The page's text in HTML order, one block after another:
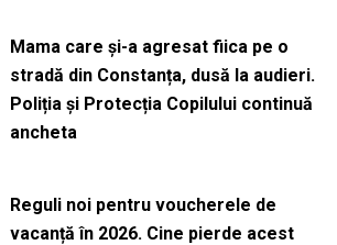
Mama care și-a agresat fiica pe o
stradă din Constanța, dusă la audieri.
Poliția și Protecția Copilului continuă
ancheta
Reguli noi pentru voucherele de
vacanță în 2026. Cine pierde acest